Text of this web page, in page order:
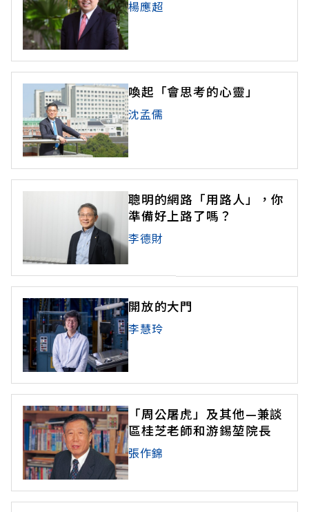
楊應超
喚起「會思考的心靈」
沈孟儒
聰明的網路「用路人」，你
準備好上路了嗎？
李德財
開放的大門
李慧玲
「周公屠虎」及其他—兼談
區桂芝老師和游錫堃院長
張作錦